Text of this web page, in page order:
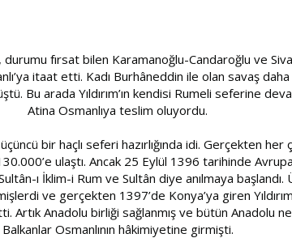
fırsat bilen Karamanoğlu-Candaroğlu ve
itaat etti. Kadı Burhâneddin ile olan savaş daha
Bu arada Yıldırım’ın kendisi Rumeli seferine
Atina Osmanlıya teslim oluyordu.
bir haçlı seferi hazırlığında idi. Gerçekten
ulaştı. Ancak 25 Eylül 1396 tarihinde
ı İklim-i Rum ve Sultân diye anılmaya
ve gerçekten 1397’de Konya’ya giren
Artık Anadolu birliği sağlanmış ve bütün Anadolu
Balkanlar Osmanlının hâkimiyetine girmişti.